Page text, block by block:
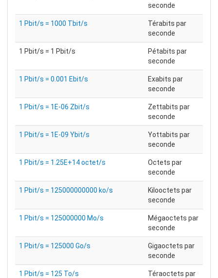
seconde
1 Pbit/s = 1000 Tbit/s
Térabits par
seconde
1 Pbit/s = 1 Pbit/s
Pétabits par
seconde
1 Pbit/s = 0.001 Ebit/s
Exabits par
seconde
1 Pbit/s = 1E-06 Zbit/s
Zettabits par
seconde
1 Pbit/s = 1E-09 Ybit/s
Yottabits par
seconde
1 Pbit/s = 1.25E+14 octet/s
Octets par
seconde
1 Pbit/s = 125000000000 ko/s
Kilooctets par
seconde
1 Pbit/s = 125000000 Mo/s
Mégaoctets par
seconde
1 Pbit/s = 125000 Go/s
Gigaoctets par
seconde
1 Pbit/s = 125 To/s
Téraoctets par